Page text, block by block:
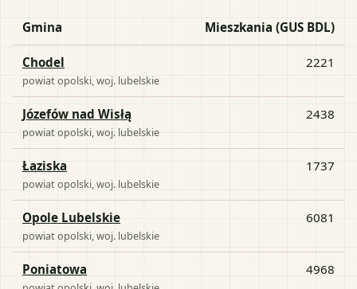
Gmina Mieszkania (GUS BDL)
Chodel
powiatopolski , woj. lubelskie
2221
Józefów nad Wisłą
powiatopolski , woj. lubelskie
2438
Łaziska
powiatopolski , woj. lubelskie
1737
Opole Lubelskie
powiatopolski , woj. lubelskie
6081
Poniatowa 4968